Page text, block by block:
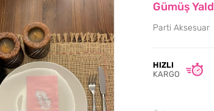
Gümüş
Parti Aksesuar
HIZLI
KARGO